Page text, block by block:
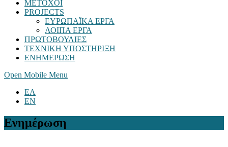
ΜΕΤΟΧΟΙ
PROJECTS
ΕΥΡΩΠΑΪΚΑ ΕΡΓΑ
ΛΟΙΠΑ ΕΡΓΑ
ΠΡΩΤΟΒΟΥΛΙΕΣ
ΤΕΧΝΙΚΗ ΥΠΟΣΤΗΡΙΞΗ
ΕΝΗΜΕΡΩΣΗ
Open Mobile Menu
ΕΛ
EN
Ενημέρωση